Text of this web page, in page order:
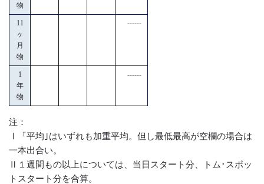
物
11
ヶ
月
物
------
1
年
物
------
注：
Ⅰ「平均｣はいずれも加重平均。但し最低最高が空欄の場合は
一本出合い。
Ⅱ１週間もの以上については、当日スタート分、トム･スポッ
トスタート分を合算。